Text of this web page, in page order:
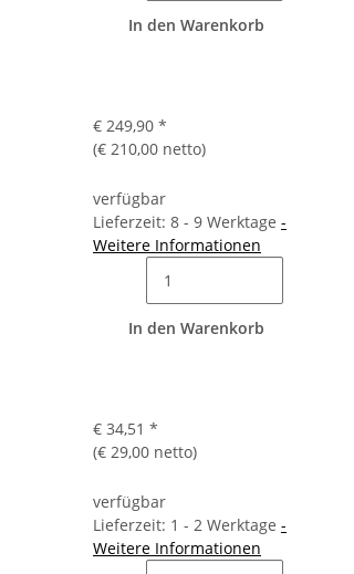
In den Warenkorb
€ 249,90 *
(€ 210,00 netto)
verfügbar
Lieferzeit: 8 - 9 Werktage -
Weitere Informationen
In den Warenkorb
€ 34,51 *
(€ 29,00 netto)
verfügbar
Lieferzeit: 1 - 2 Werktage -
Weitere Informationen